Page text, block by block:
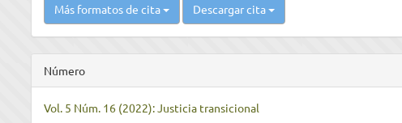
Más formatos de cita Descargar cita
Número
Vol. 5 Núm. 16 (2022): Justicia transicional